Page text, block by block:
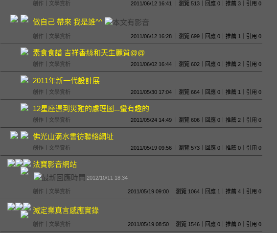
創作 文學賞析 2011/06/12 16:41 ｜瀏覽 513｜回應 0｜推薦 3｜引用 0
做自己 帶來 我是誰^^
創作 文學賞析 2011/06/12 16:28 ｜瀏覽 699｜回應 0｜推薦 1｜引用 0
素食食譜 吉祥香絲和天生麗質@@
創作 文學賞析 2011/06/02 16:44 ｜瀏覽 602｜回應 0｜推薦 2｜引用 0
2011年新一代設計展
創作 文學賞析 2011/05/30 17:04 ｜瀏覽 664｜回應 0｜推薦 1｜引用 0
12星座遇到災難的處理圖...蠻有趣的
創作 文學賞析 2011/05/24 14:49 ｜瀏覽 606｜回應 0｜推薦 2｜引用 0
佛光山滴水書彷聯絡網址
創作 文學賞析 2011/05/19 09:56 ｜瀏覽 573｜回應 0｜推薦 0｜引用 0
法寶影音網站
2012/10/11 18:34
創作 文學賞析 2011/05/19 09:00 ｜瀏覽 1064｜回應 1｜推薦 4｜引用 0
滅定業真言感應實錄
創作 文學賞析 2011/05/19 08:50 ｜瀏覽 1546｜回應 0｜推薦 0｜引用 0